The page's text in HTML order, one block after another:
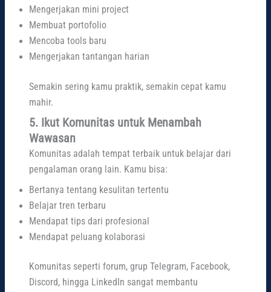
Mengerjakan mini project
Membuat portofolio
Mencoba tools baru
Mengerjakan tantangan harian
Semakin sering kamu praktik, semakin cepat kamu
mahir.
5. Ikut Komunitas untuk Menambah
Wawasan
Komunitas adalah tempat terbaik untuk belajar dari
pengalaman orang lain. Kamu bisa:
Bertanya tentang kesulitan tertentu
Belajar tren terbaru
Mendapat tips dari profesional
Mendapat peluang kolaborasi
Komunitas seperti forum, grup Telegram, Facebook,
Discord, hingga LinkedIn sangat membantu